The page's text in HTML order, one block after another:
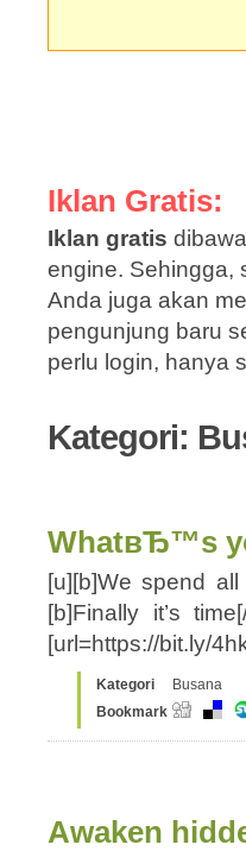
Iklan Gratis:
Iklan gratis
engine. Sehingga,
Anda juga akan
pengunjung baru
perlu login, hanya
Kategori:
WhatвЂ™s
[u][b]We spend
[b]Finally it’s
[url=https://bit.ly/
Kategori
Busana
Bookmark
Awaken